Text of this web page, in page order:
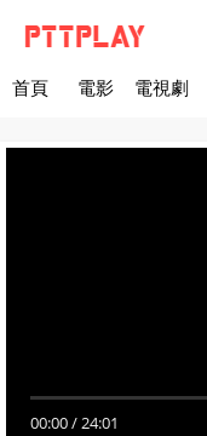
首頁 電影 電視劇
00:00/24:01